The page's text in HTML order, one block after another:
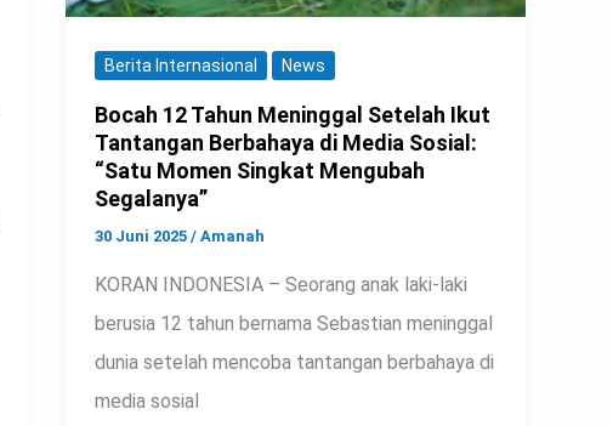
Berita Internasional News
Bocah 12 Tahun Meninggal Setelah Ikut
Tantangan Berbahaya di Media Sosial:
“Satu Momen Singkat Mengubah
Segalanya”
30 Juni 2025/Amanah
KORAN INDONESIA – Seorang anak laki-laki
berusia 12 tahun bernama Sebastian meninggal
dunia setelah mencoba tantangan berbahaya di
media sosial